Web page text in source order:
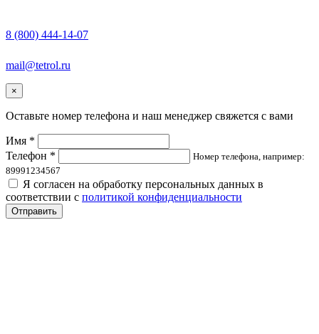
8 (800) 444-14-07
mail@tetrol.ru
×
Оставьте номер телефона и наш менеджер свяжется с вами
Имя *
Телефон *
Номер телефона, например:
89991234567
Я согласен на обработку персональных данных в
соответствии с политикой конфиденциальности
Отправить